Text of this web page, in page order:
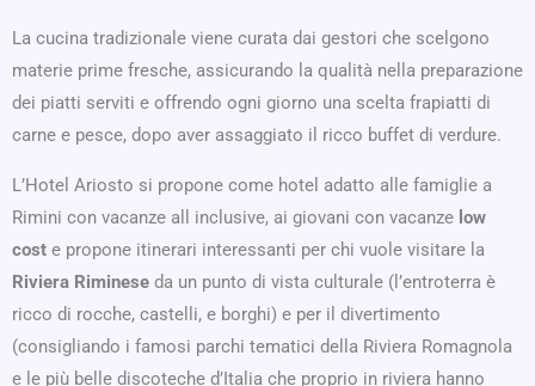
La cucina tradizionale viene curata dai gestori che scelgono
materie prime fresche, assicurando la qualità nella preparazione
dei piatti serviti e offrendo ogni giorno una scelta frapiatti di
carne e pesce, dopo aver assaggiato il ricco buffet di verdure.
L’Hotel Ariosto si propone come hotel adatto alle famiglie a
Rimini con vacanze all inclusive, ai giovani con vacanze low
cost e propone itinerari interessanti per chi vuole visitare la
Riviera Riminese da un punto di vista culturale (l’entroterra è
ricco di rocche, castelli, e borghi) e per il divertimento
(consigliando i famosi parchi tematici della Riviera Romagnola
e le più belle discoteche d’Italia che proprio in riviera hanno